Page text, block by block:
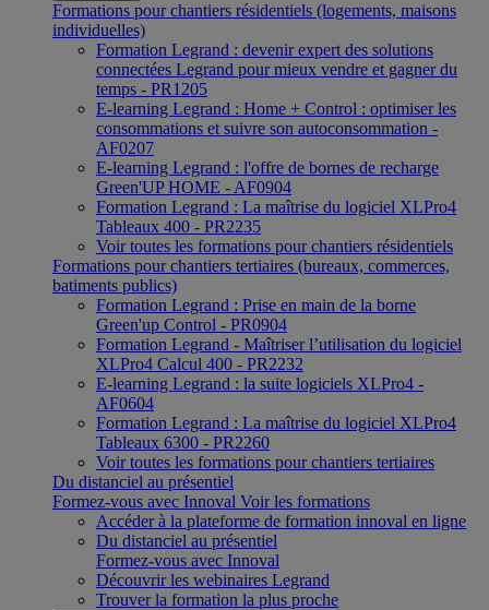
Formations pour chantiers résidentiels (logements, maisons
individuelles)
Formation Legrand : devenir expert des solutions
connectées Legrand pour mieux vendre et gagner du
temps - PR1205
E-learning Legrand : Home + Control : optimiser les
consommations et suivre son autoconsommation -
AF0207
E-learning Legrand : l'offre de bornes de recharge
Green'UP HOME - AF0904
Formation Legrand : La maîtrise du logiciel XLPro4
Tableaux 400 - PR2235
Voir toutes les formations pour chantiers résidentiels
Formations pour chantiers tertiaires (bureaux, commerces,
batiments publics)
Formation Legrand : Prise en main de la borne
Green'up Control - PR0904
Formation Legrand - Maîtriser l’utilisation du logiciel
XLPro4 Calcul 400 - PR2232
E-learning Legrand : la suite logiciels XLPro4 -
AF0604
Formation Legrand : La maîtrise du logiciel XLPro4
Tableaux 6300 - PR2260
Voir toutes les formations pour chantiers tertiaires
Du distanciel au présentiel
Formez-vous avec Innoval Voir les formations
Accéder à la plateforme de formation innoval en ligne
Du distanciel au présentiel
Formez-vous avec Innoval
Découvrir les webinaires Legrand
Trouver la formation la plus proche